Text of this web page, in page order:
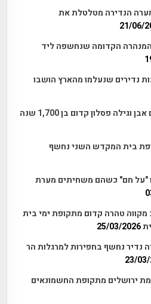
הנדירה מטלטלת את
21/06/
הקדומה שנחשפה ליד
נדירים שנעלמו מהארץ הושבו
פסלון קדום בן 1,700 שנה
בית המקדש השני נחשף
"על חם" כשהם משחיתים מערת
טהרה קדום מתקופת ימי בית
25/03/2026
נדיר נחשף בחפירות למרגלות הר
23/
ירושלים מתקופת החשמונאים